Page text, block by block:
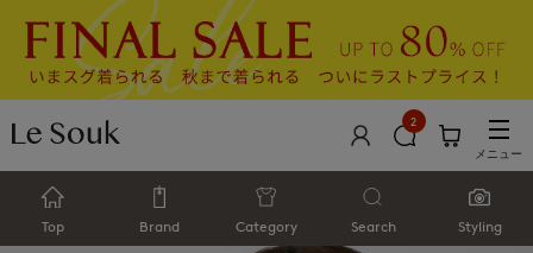
2
メニュー
Top Brand Category Search Styling